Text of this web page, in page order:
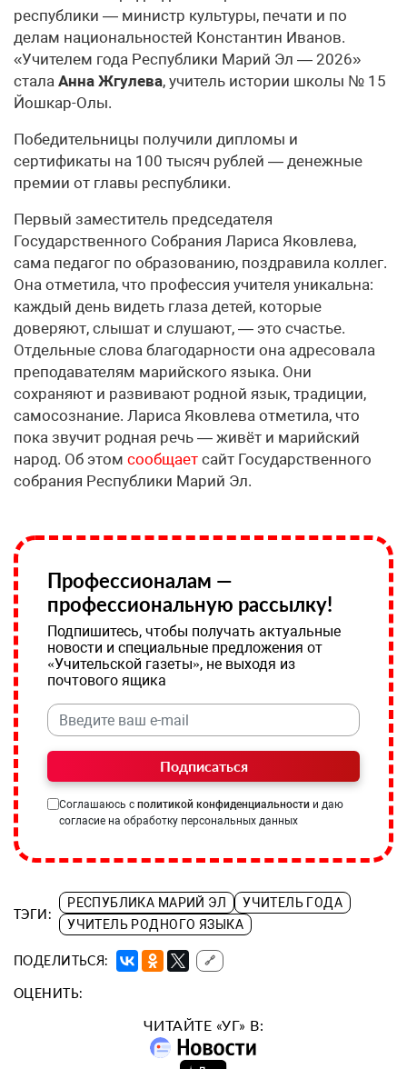
республики — министр культуры, печати и по
делам национальностей Константин Иванов.
«Учителем года Республики Марий Эл — 2026»
стала Анна Жгулева, учитель истории школы № 15
Йошкар-Олы.
Победительницы получили дипломы и
сертификаты на 100 тысяч рублей — денежные
премии от главы республики.
Первый заместитель председателя
Государственного Собрания Лариса Яковлева,
сама педагог по образованию, поздравила коллег.
Она отметила, что профессия учителя уникальна:
каждый день видеть глаза детей, которые
доверяют, слышат и слушают, — это счастье.
Отдельные слова благодарности она адресовала
преподавателям марийского языка. Они
сохраняют и развивают родной язык, традиции,
самосознание. Лариса Яковлева отметила, что
пока звучит родная речь — живёт и марийский
народ. Об этом сообщает сайт Государственного
собрания Республики Марий Эл.
Профессионалам —
профессиональную рассылку!
Подпишитесь, чтобы получать актуальные
новости и специальные предложения от
«Учительской газеты», не выходя из
почтового ящика
Подписаться
Соглашаюсь с политикой конфиденциальности и даю
согласие на обработку персональных данных
ТЭГИ:
РЕСПУБЛИКА МАРИЙ ЭЛ
УЧИТЕЛЬ ГОДА
УЧИТЕЛЬ РОДНОГО ЯЗЫКА
ПОДЕЛИТЬСЯ: 🔗
ОЦЕНИТЬ:
ЧИТАЙТЕ «УГ» В: